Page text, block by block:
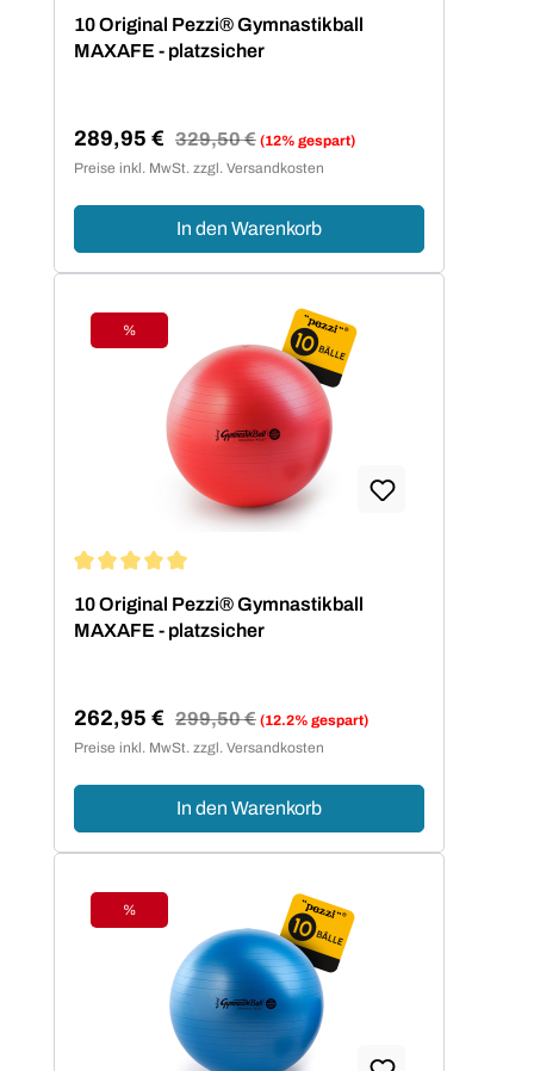
10 Original Pezzi® Gymnastikball
MAXAFE - platzsicher
Verkaufspreis:
289,95 € Regulärer Preis:
329,50 € (12% gespart)
Preise inkl. MwSt. zzgl. Versandkosten
In den Warenkorb
Rabatt
%
10 Original Pezzi® Gymnastikball
MAXAFE - platzsicher
Verkaufspreis:
262,95 € Regulärer Preis:
299,50 € (12.2% gespart)
Preise inkl. MwSt. zzgl. Versandkosten
In den Warenkorb
Rabatt
%